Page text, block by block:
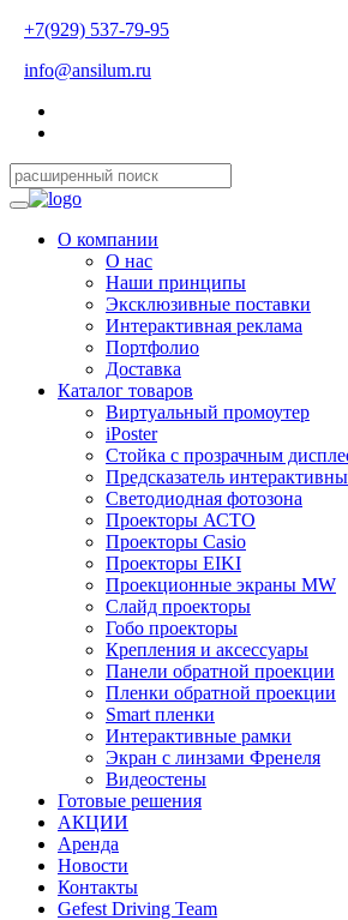
+7(929) 537-79-95
info@ansilum.ru
О компании
О нас
Наши принципы
Эксклюзивные поставки
Интерактивная реклама
Портфолио
Доставка
Каталог товаров
Виртуальный промоутер
iPoster
Стойка с прозрачным
Предсказатель
Светодиодная фотозона
Проекторы АСТО
Проекторы Casio
Проекторы EIKI
Проекционные экраны MW
Слайд проекторы
Гобо проекторы
Крепления и аксессуары
Панели обратной проекции
Пленки обратной проекции
Smart пленки
Интерактивные рамки
Экран с линзами Френеля
Видеостены
Готовые решения
АКЦИИ
Аренда
Новости
Контакты
Gefest Driving Team